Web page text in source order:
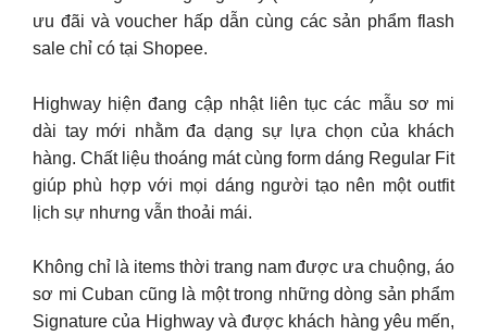
ưu đãi và voucher hấp dẫn cùng các sản phẩm flash
sale chỉ có tại Shopee.
Highway hiện đang cập nhật liên tục các mẫu sơ mi
dài tay mới nhằm đa dạng sự lựa chọn của khách
hàng. Chất liệu thoáng mát cùng form dáng Regular Fit
giúp phù hợp với mọi dáng người tạo nên một outfit
lịch sự nhưng vẫn thoải mái.
Không chỉ là items thời trang nam được ưa chuộng, áo
sơ mi Cuban cũng là một trong những dòng sản phẩm
Signature của Highway và được khách hàng yêu mến,